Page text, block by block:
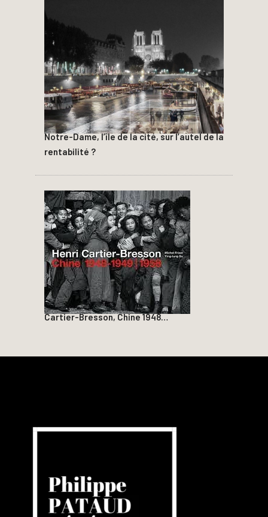
Notre-Dame, l’île de la cité, sur l’autel de la
rentabilité ?
Cartier-Bresson, Chine 1948…